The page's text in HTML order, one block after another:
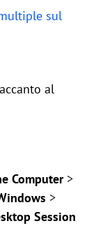
sul
accanto al
Computer>
>
Session